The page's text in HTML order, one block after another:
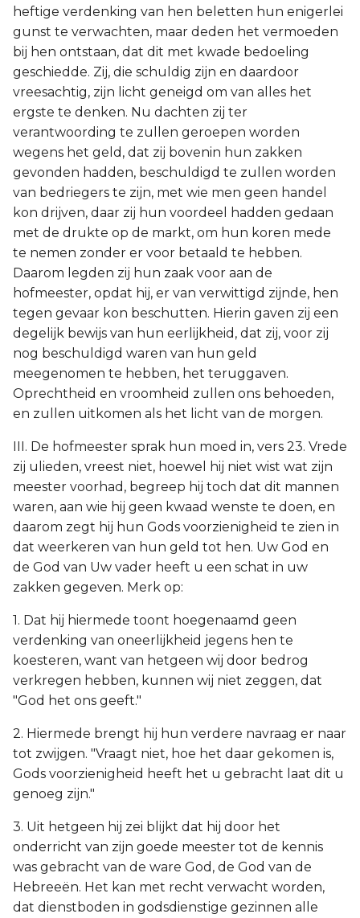
heftige verdenking van hen beletten hun enigerlei
gunst te verwachten, maar deden het vermoeden
bij hen ontstaan, dat dit met kwade bedoeling
geschiedde. Zij, die schuldig zijn en daardoor
vreesachtig, zijn licht geneigd om van alles het
ergste te denken. Nu dachten zij ter
verantwoording te zullen geroepen worden
wegens het geld, dat zij bovenin hun zakken
gevonden hadden, beschuldigd te zullen worden
van bedriegers te zijn, met wie men geen handel
kon drijven, daar zij hun voordeel hadden gedaan
met de drukte op de markt, om hun koren mede
te nemen zonder er voor betaald te hebben.
Daarom legden zij hun zaak voor aan de
hofmeester, opdat hij, er van verwittigd zijnde, hen
tegen gevaar kon beschutten. Hierin gaven zij een
degelijk bewijs van hun eerlijkheid, dat zij, voor zij
nog beschuldigd waren van hun geld
meegenomen te hebben, het teruggaven.
Oprechtheid en vroomheid zullen ons behoeden,
en zullen uitkomen als het licht van de morgen.
III. De hofmeester sprak hun moed in, vers 23. Vrede
zij ulieden, vreest niet, hoewel hij niet wist wat zijn
meester voorhad, begreep hij toch dat dit mannen
waren, aan wie hij geen kwaad wenste te doen, en
daarom zegt hij hun Gods voorzienigheid te zien in
dat weerkeren van hun geld tot hen. Uw God en
de God van Uw vader heeft u een schat in uw
zakken gegeven. Merk op:
1. Dat hij hiermede toont hoegenaamd geen
verdenking van oneerlijkheid jegens hen te
koesteren, want van hetgeen wij door bedrog
verkregen hebben, kunnen wij niet zeggen, dat
"God het ons geeft."
2. Hiermede brengt hij hun verdere navraag er naar
tot zwijgen. "Vraagt niet, hoe het daar gekomen is,
Gods voorzienigheid heeft het u gebracht laat dit u
genoeg zijn."
3. Uit hetgeen hij zei blijkt dat hij door het
onderricht van zijn goede meester tot de kennis
was gebracht van de ware God, de God van de
Hebreeën. Het kan met recht verwacht worden,
dat dienstboden in godsdienstige gezinnen alle